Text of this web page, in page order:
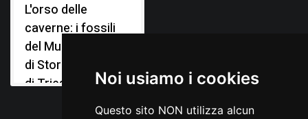
Noi usiamo i cookies
Questo sito NON utilizza alcun
Perko G. A., La fauna diluviale della caverna degli Orsi
presso Nabresina, in Il Tourista, Trieste 1904, XI, n. 1-4
L'orso delle
caverne: i fossili
del Museo Civico
di Storia Naturale
di Trieste